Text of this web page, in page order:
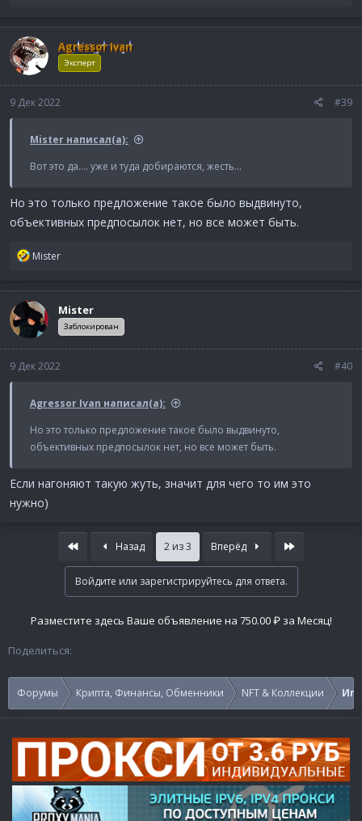
к
ц
и
и
Agressor Ivan
Эксперт
9 Дек 2022 #39
Mister написал(а):
Вот это да.... уже и туда добираются, жесть...
Но это только предложение такое было выдвинуто,
объективных предпосылок нет, но все может быть.
Р
к
ц
и
и
Mister
Mister
Заблокирован
9 Дек 2022 #40
Agressor Ivan написал(а):
Но это только предложение такое было выдвинуто,
объективных предпосылок нет, но все может быть.
Если нагоняют такую жуть, значит для чего то им это
нужно)
First Назад 2 из 3 Вперёд Last
Войдите или зарегистрируйтесь для ответа.
Разместите здесь Ваше объявление на 750.00 ₽ за Месяц!
Поделиться:
Форумы Крипта, Финансы, Обменники NFT & Коллекции